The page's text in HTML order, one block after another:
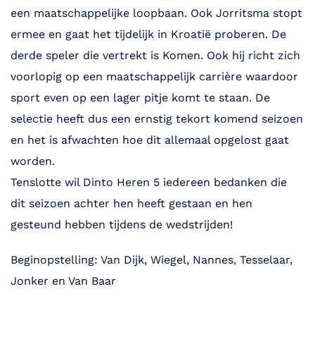
een maatschappelijke loopbaan. Ook Jorritsma stopt
ermee en gaat het tijdelijk in Kroatië proberen. De
derde speler die vertrekt is Komen. Ook hij richt zich
voorlopig op een maatschappelijk carrière waardoor
sport even op een lager pitje komt te staan. De
selectie heeft dus een ernstig tekort komend seizoen
en het is afwachten hoe dit allemaal opgelost gaat
worden.
Tenslotte wil Dinto Heren 5 iedereen bedanken die
dit seizoen achter hen heeft gestaan en hen
gesteund hebben tijdens de wedstrijden!
Beginopstelling: Van Dijk, Wiegel, Nannes, Tesselaar,
Jonker en Van Baar